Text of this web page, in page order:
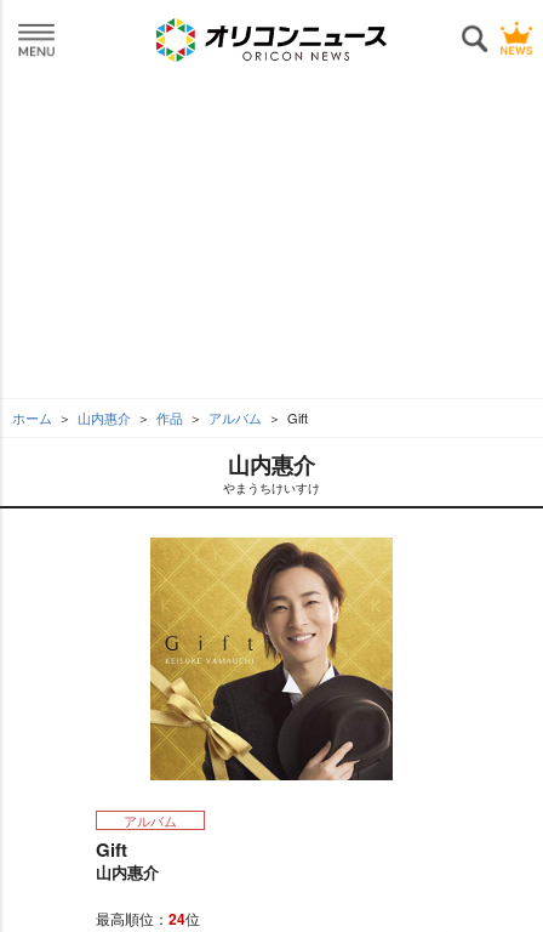
ホーム 山内惠介 作品 アルバム Gift
山内惠介
まうちけいすけ
アルバム
Gift
山内惠介
最高順位： 24位